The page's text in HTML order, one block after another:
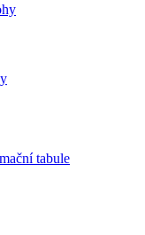
tabule